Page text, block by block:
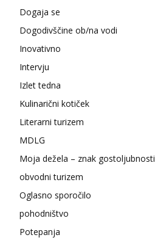
Dogaja se
Dogodivščine ob/na vodi
Inovativno
Intervju
Izlet tedna
Kulinarični kotiček
Literarni turizem
MDLG
Moja dežela – znak gostoljubnosti
obvodni turizem
Oglasno sporočilo
pohodništvo
Potepanja